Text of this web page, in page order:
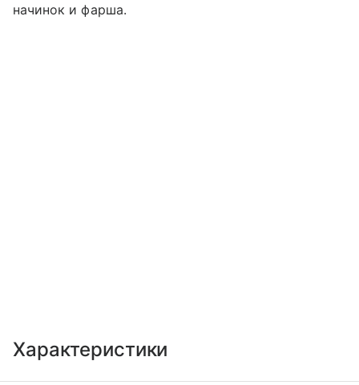
начинок и фарша.
Характеристики